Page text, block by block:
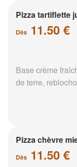
Pizza tartiflette
Dès 11.50 €
Base crème
de terre,
Pizza chèvre
Dès 11.50 €